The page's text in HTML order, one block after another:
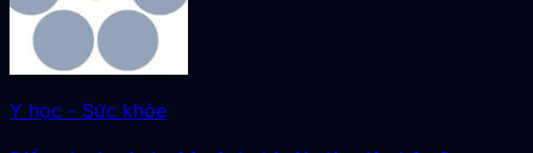
Y học - Sức khỏe